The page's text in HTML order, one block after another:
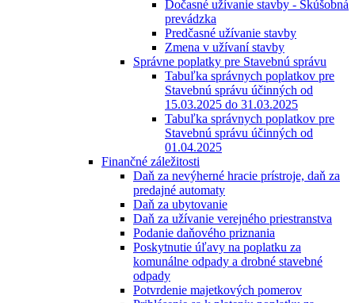
Dočasné užívanie stavby - Skúšobná
prevádzka
Predčasné užívanie stavby
Zmena v užívaní stavby
Správne poplatky pre Stavebnú správu
Tabuľka správnych poplatkov pre
Stavebnú správu účinných od
15.03.2025 do 31.03.2025
Tabuľka správnych poplatkov pre
Stavebnú správu účinných od
01.04.2025
Finančné záležitosti
Daň za nevýherné hracie prístroje, daň za
predajné automaty
Daň za ubytovanie
Daň za užívanie verejného priestranstva
Podanie daňového priznania
Poskytnutie úľavy na poplatku za
komunálne odpady a drobné stavebné
odpady
Potvrdenie majetkových pomerov